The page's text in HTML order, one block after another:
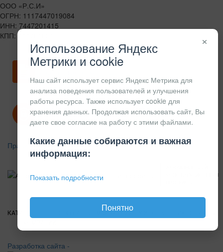
ООО «Р.С.И»
ОГРН: 1117447019084
ИНН: 7447201415
КПП: 744701001
Скачать карточку предприятия
Политика конфиденциальности
Правила возврата
КОНСТРУКЦИОННЫЙ
КАТАЛОГ
Разработка сайта -
×
Использование Яндекс
Метрики и cookie
Наш сайт использует сервис Яндекс Метрика для
анализа поведения пользователей и улучшения
работы ресурса. Также использует cookie для
хранения данных. Продолжая использовать сайт, Вы
даете свое согласие на работу с этими файлами.
Какие данные собираются и важная
информация:
Показать подробности
Понятно